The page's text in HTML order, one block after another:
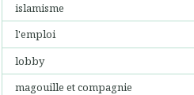
islamisme
l'emploi
lobby
magouille et compagnie